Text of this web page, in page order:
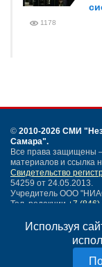
Используя
1178
© 2010-2026 СМИ
Самара".
Все права защищены
материалов и ссылка
Свидетельство
54259 от 24.05.2013.
Учредитель ООО
Тел. редакции +7 (846)
Написать письмо